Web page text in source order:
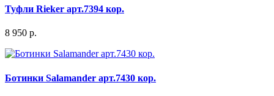
Туфли Rieker арт.7394 кор.
8 950 р.
Ботинки Salamander арт.7430 кор.